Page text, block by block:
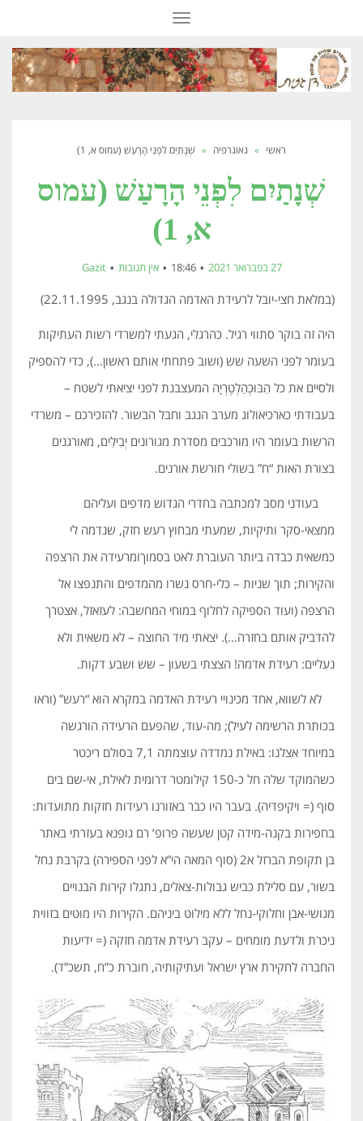
תפריט
ראשי » גאוגרפיה » שְׁנָתַיִם לִפְנֵי הָרָעַשׁ (עמוס א, 1)
שְׁנָתַיִם לִפְנֵי הָרָעַשׁ (עמוס
א, 1)
27 בפברואר 2021 18:46 אין תגובות Gazit
(במלאת חצי-יובל לרעידת האדמה הגדולה בנגב, 22.11.1995)
היה זה בוקר סתווי רגיל. כהרגלי, הגעתי למשרדי רשות העתיקות
בעומר לפני השעה שש (ושוב פתחתי אותם ראשון…), כדי להספיק
ולסיים את כל הַבּוּכְהַלְטֶרְיָה המעצבנת לפני יציאתי לשטח –
בעבודתי כארכיאולוג מערב הנגב וחבל הבשור. להזכירכם – משרדי
הרשות בעומר היו מורכבים מסדרת מגורונים יְבִילִים, מאורגנים
בצורת האות “ח” בשולי חורשת אורנים.
בעודני מסב למכתבה בחדרי הגדוש מדפים ועליהם
ממצאי-סקר ותיקיות, שמעתי מבחוץ רעש חזק, שנדמה לי
כמשאית כבדה ביותר העוברת לאט בסמוךומרעידה את הרצפה
והקירות; תוך שניות – כלי-חרס נשרו מהמדפים והתנפצו אל
הרצפה (ועוד הספיקה לחלוף במוחי המחשבה: לעזאזל, אצטרך
להדביק אותם בחזרה…). יצאתי מיד החוצה – לא משאית ולא
נעליים: רעידת אדמה! הצצתי בשעון – שש ושבע דקות.
לא לשווא, אחד מכינויי רעידת האדמה במקרא הוא “רעש” (וראו
בכותרת הרשימה לעיל); מה-עוד, שהפעם הרעידה הורגשה
במיוחד אצלנו: באילת נמדדה עוצמתה 7,1 בסולם ריכטר
כשהמוקד שלה חל כ-150 קילומטר דרומית לאילת, אי-שם בים
סוף (= ויקיפדיה). בעבר היו כבר באזורנו רעידות חזקות מתועדות:
בחפירות בקנה-מידה קטן שעשה פרופ’ רם גופנא בעזרתי באתר
בן תקופת הברזל א2 (סוף המאה הי”א לפני הספירה) בקרבת נחל
בשור, עם סלילת כביש גבולות-צאלים, נתגלו קירות הבנויים
מגושי-אבן וחלוקי-נחל ללא מילוט ביניהם. הקירות היו מוּטים בזווית
ניכרת ולדעת מומחים – עקב רעידת אדמה חזקה (= ידיעות
החברה לחקירת ארץ ישראל ועתיקותיה, חוברת כ”ח, תשכ”ד).